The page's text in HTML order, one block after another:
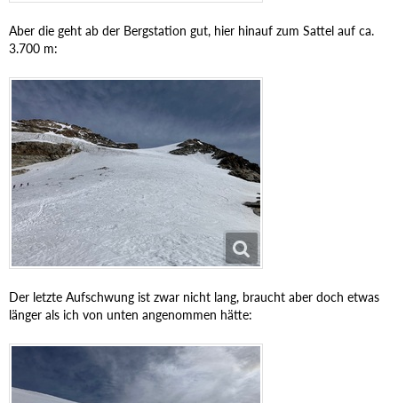
Aber die geht ab der Bergstation gut, hier hinauf zum Sattel auf ca.
3.700 m:
Der letzte Aufschwung ist zwar nicht lang, braucht aber doch etwas
länger als ich von unten angenommen hätte: